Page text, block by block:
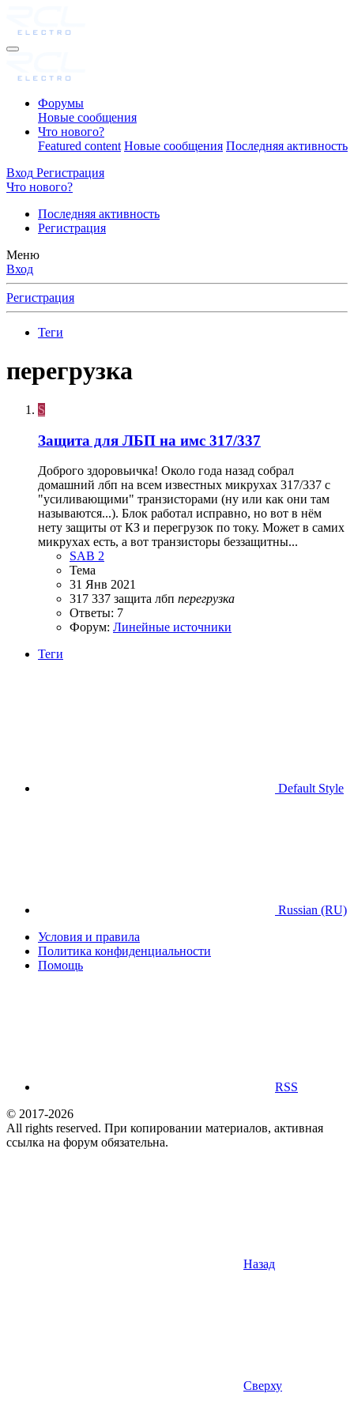
Форумы
Новые сообщения
Что нового?
Featured content Новые сообщения Последняя активность
Вход Регистрация
Что нового?
Последняя активность
Регистрация
Меню
Вход
Регистрация
Теги
перегрузка
S
Защита для ЛБП на имс 317/337
Доброго здоровьичка! Около года назад собрал
домашний лбп на всем известных микрухах 317/337 с
"усиливающими" транзисторами (ну или как они там
называются...). Блок работал исправно, но вот в нём
нету защиты от КЗ и перегрузок по току. Может в самих
микрухах есть, а вот транзисторы беззащитны...
SAB 2
Тема
31 Янв 2021
317 337 защита лбп перегрузка
Ответы: 7
Форум: Линейные источники
Теги
Default Style
Russian (RU)
Условия и правила
Политика конфиденциальности
Помощь
RSS
© 2017-2026
All rights reserved. При копировании материалов, активная
ссылка на форум обязательна.
Назад
Сверху